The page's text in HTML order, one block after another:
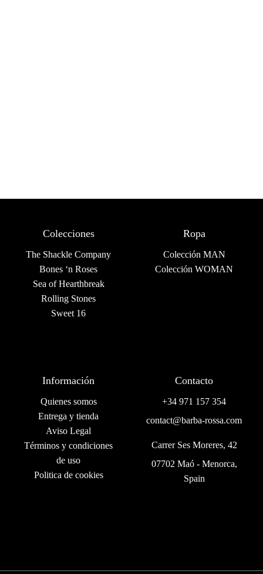
Colecciones
The Shackle Company
Bones ‘n Roses
Sea of Hearthbreak
Rolling Stones
Sweet 16
Ropa
Colección MAN
Colección WOMAN
Información
Quienes somos
Entrega y tienda
Aviso Legal
Términos y condiciones
de uso
Politica de cookies
Contacto
+34 971 157 354
contact@barba-rossa.com
Carrer Ses Moreres, 42
07702 Maó - Menorca,
Spain